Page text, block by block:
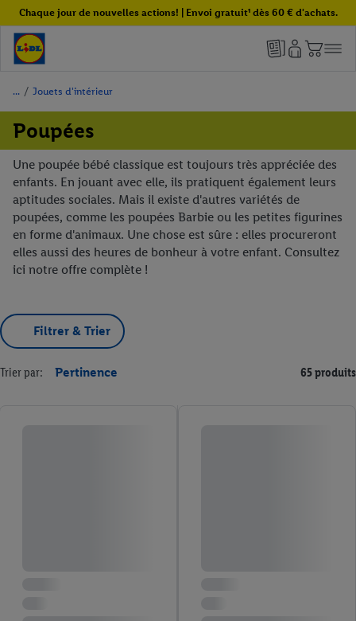
Chaque jour de nouvelles actions! | Envoi gratuit¹ dès 60 € d'achats.
/ Jouets d'intérieur
Poupées
Une poupée bébé classique est toujours très appréciée des
enfants. En jouant avec elle, ils pratiquent également leurs
aptitudes sociales. Mais il existe d'autres variétés de
poupées, comme les poupées Barbie ou les petites figurines
en forme d'animaux. Une chose est sûre : elles procureront
elles aussi des heures de bonheur à votre enfant. Consultez
ici notre offre complète !
Filtrer & Trier
Trier par: Pertinence 65 produits